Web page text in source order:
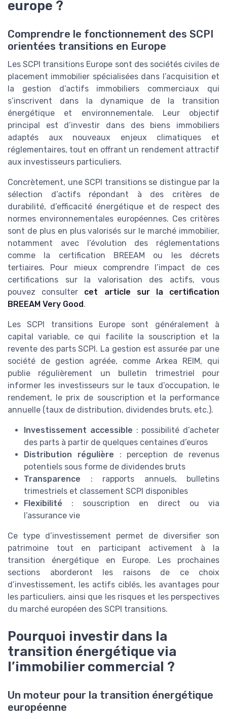
europe ?
Comprendre le fonctionnement des SCPI
orientées transitions en Europe
Les SCPI transitions Europe sont des sociétés civiles de
placement immobilier spécialisées dans l’acquisition et
la gestion d’actifs immobiliers commerciaux qui
s’inscrivent dans la dynamique de la transition
énergétique et environnementale. Leur objectif
principal est d’investir dans des biens immobiliers
adaptés aux nouveaux enjeux climatiques et
réglementaires, tout en offrant un rendement attractif
aux investisseurs particuliers.
Concrètement, une SCPI transitions se distingue par la
sélection d’actifs répondant à des critères de
durabilité, d’efficacité énergétique et de respect des
normes environnementales européennes. Ces critères
sont de plus en plus valorisés sur le marché immobilier,
notamment avec l’évolution des réglementations
comme la certification BREEAM ou les décrets
tertiaires. Pour mieux comprendre l’impact de ces
certifications sur la valorisation des actifs, vous
pouvez consulter cet article sur la certification
BREEAM Very Good.
Les SCPI transitions Europe sont généralement à
capital variable, ce qui facilite la souscription et la
revente des parts SCPI. La gestion est assurée par une
société de gestion agréée, comme Arkea REIM, qui
publie régulièrement un bulletin trimestriel pour
informer les investisseurs sur le taux d’occupation, le
rendement, le prix de souscription et la performance
annuelle (taux de distribution, dividendes bruts, etc.).
Investissement accessible : possibilité d’acheter
des parts à partir de quelques centaines d’euros
Distribution régulière : perception de revenus
potentiels sous forme de dividendes bruts
Transparence : rapports annuels, bulletins
trimestriels et classement SCPI disponibles
Flexibilité : souscription en direct ou via
l’assurance vie
Ce type d’investissement permet de diversifier son
patrimoine tout en participant activement à la
transition énergétique en Europe. Les prochaines
sections aborderont les raisons de ce choix
d’investissement, les actifs ciblés, les avantages pour
les particuliers, ainsi que les risques et les perspectives
du marché européen des SCPI transitions.
Pourquoi investir dans la
transition énergétique via
l’immobilier commercial ?
Un moteur pour la transition énergétique
européenne